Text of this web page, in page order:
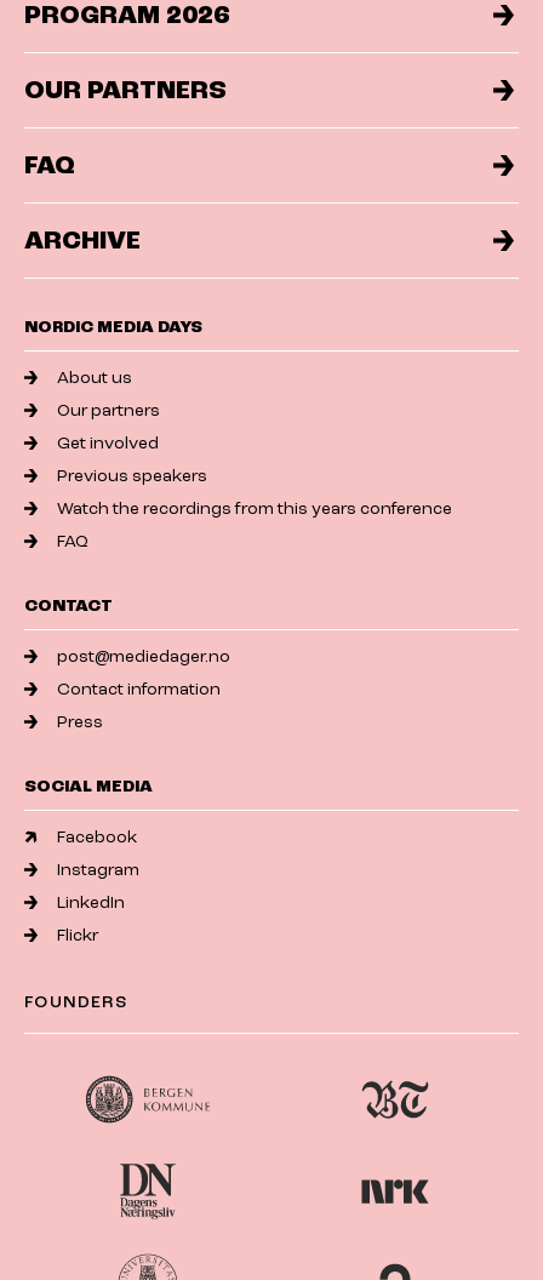
PROGRAM 2026
OUR PARTNERS
FAQ
ARCHIVE
NORDIC MEDIA DAYS
About us
Our partners
Get involved
Previous speakers
Watch the recordings from this years conference
FAQ
CONTACT
post@mediedager.no
Contact information
Press
SOCIAL MEDIA
Facebook
Instagram
LinkedIn
Flickr
FOUNDERS